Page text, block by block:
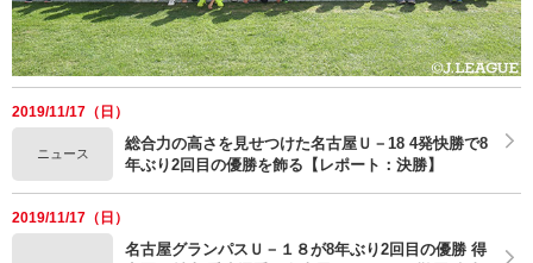
2019/11/17（日）
ニュース
総合力の高さを見せつけた名古屋Ｕ－18 4発快勝で8
年ぶり2回目の優勝を飾る【レポート：決勝】
2019/11/17（日）
名古屋グランパスＵ－１８が8年ぶり2回目の優勝 得